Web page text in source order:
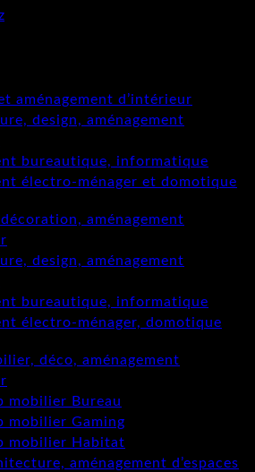
aménagement d’intérieur
design, aménagement
bureautique, informatique
électro-ménager et domotique
aménagement
design, aménagement
bureautique, informatique
électro-ménager, domotique
déco, aménagement
mobilier Bureau
mobilier Gaming
mobilier Habitat
aménagement d’espaces